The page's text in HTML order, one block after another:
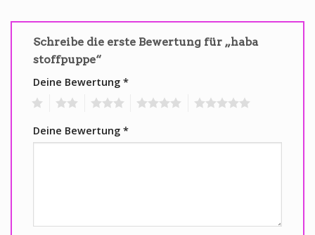
Schreibe die erste Bewertung für „haba
stoffpuppe“
Deine Bewertung *
Deine Bewertung *